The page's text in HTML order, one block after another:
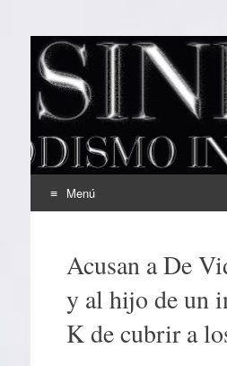
EL
Periodismo Inteligente
Menú
contenidoAcusan a De
y al hijo de un
K de cubrir a